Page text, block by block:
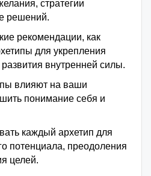
стратегии
решений.
рекомендации, как
для укрепления
внутренней силы.
влияют на ваши
понимание себя и
каждый архетип для
потенциала, преодоления
целей.